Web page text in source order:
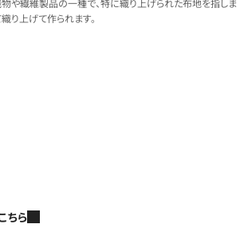
物や繊維製品の一種で、特に織り上げられた布地を指しま
り上げて作られます。
ちら